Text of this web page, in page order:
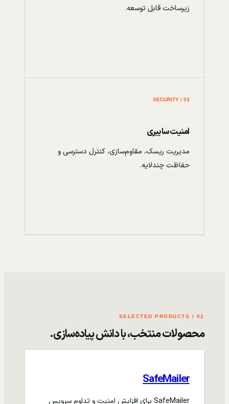
زیرساخت قابل توسعه.
03 / SECURITY
امنیت سایبری
مدیریت ریسک، مقاوم‌سازی، کنترل دسترسی و
حفاظت چندلایه.
02 / SELECTED PRODUCTS
محصولات منتخب، با دانش پیاده‌سازی.
SafeMailer
SafeMailer برای افزایش امنیت و تداوم سرویس